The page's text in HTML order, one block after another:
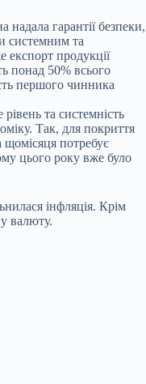
надала гарантії безпеки,
системним та
продукції
понад 50% всього
першого чинника
та системність
Так, для покриття
щомісяця потребує
цього року вже було
інфляція. Крім
валюту.